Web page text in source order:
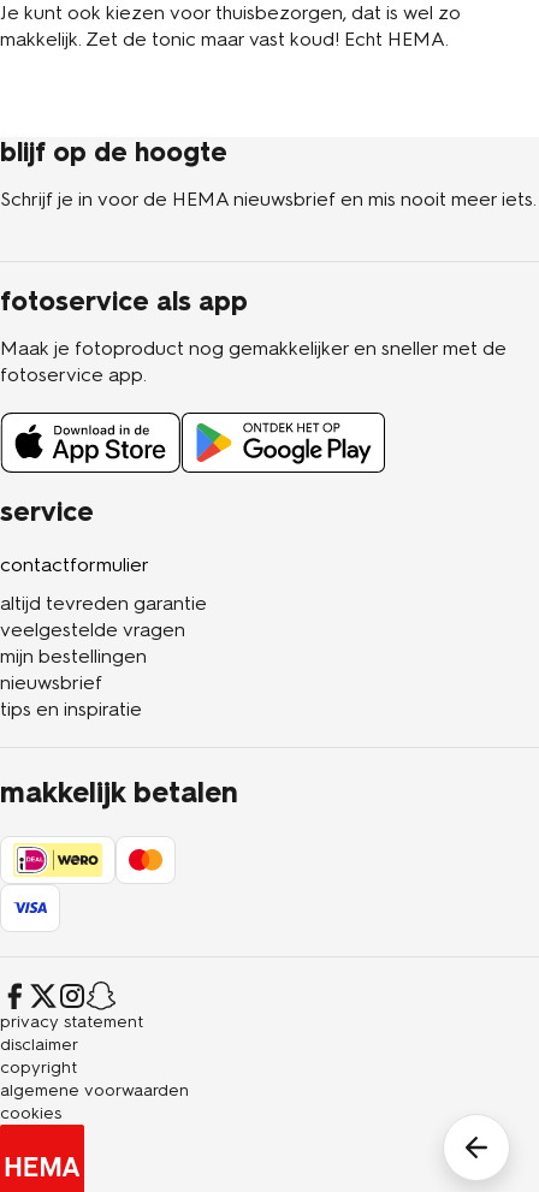
Je kunt ook kiezen voor thuisbezorgen, dat is wel zo
makkelijk. Zet de tonic maar vast koud! Echt HEMA.
service
contactformulier
altijd tevreden garantie
veelgestelde vragen
mijn bestellingen
nieuwsbrief
tips en inspiratie
makkelijk betalen
blijf op de hoogte
Schrijf je in voor de HEMA nieuwsbrief en mis nooit meer iets.
fotoservice als app
Maak je fotoproduct nog gemakkelijker en sneller met de
fotoservice app.
privacy statement
disclaimer
copyright
algemene voorwaarden
cookies